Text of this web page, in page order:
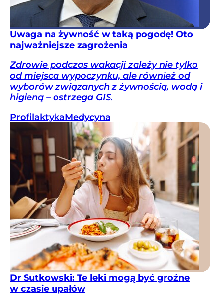
Uwaga na żywność w taką pogodę! Oto
najważniejsze zagrożenia
Zdrowie podczas wakacji zależy nie tylko
od miejsca wypoczynku, ale również od
wyborów związanych z żywnością, wodą i
higieną – ostrzega GIS.
ProfilaktykaMedycyna
Dr Sutkowski: Te leki mogą być groźne
w czasie upałów